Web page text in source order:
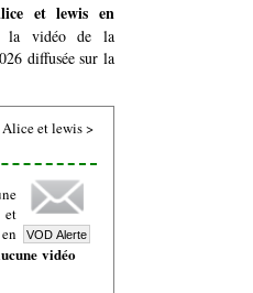
et lewis en
la vidéo de la
diffusée sur la
et lewis>
et
vidéo